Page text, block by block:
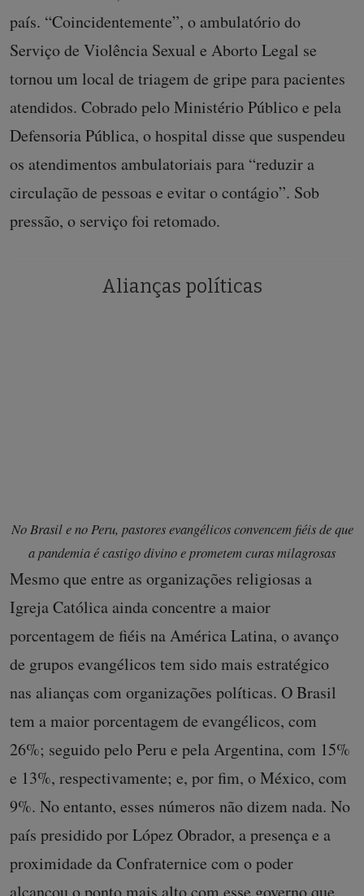
país. “Coincidentemente”, o ambulatório do
Serviço de Violência Sexual e Aborto Legal se
tornou um local de triagem de gripe para pacientes
atendidos. Cobrado pelo Ministério Público e pela
Defensoria Pública, o hospital disse que suspendeu
os atendimentos ambulatoriais para “reduzir a
circulação de pessoas e evitar o contágio”. Sob
pressão, o serviço foi retomado.
Alianças políticas
No Brasil e no Peru, pastores evangélicos convencem fiéis de que
a pandemia é castigo divino e prometem curas milagrosas
Mesmo que entre as organizações religiosas a
Igreja Católica ainda concentre a maior
porcentagem de fiéis na América Latina, o avanço
de grupos evangélicos tem sido mais estratégico
nas alianças com organizações políticas. O Brasil
tem a maior porcentagem de evangélicos, com
26%; seguido pelo Peru e pela Argentina, com 15%
e 13%, respectivamente; e, por fim, o México, com
9%. No entanto, esses números não dizem nada. No
país presidido por López Obrador, a presença e a
proximidade da Confraternice com o poder